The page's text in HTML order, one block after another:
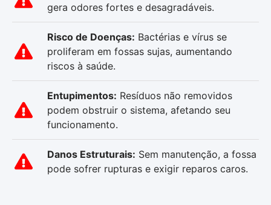
gera odores fortes e desagradáveis.
Risco de Doenças: Bactérias e vírus se
proliferam em fossas sujas, aumentando
riscos à saúde.
Entupimentos: Resíduos não removidos
podem obstruir o sistema, afetando seu
funcionamento.
Danos Estruturais: Sem manutenção, a fossa
pode sofrer rupturas e exigir reparos caros.